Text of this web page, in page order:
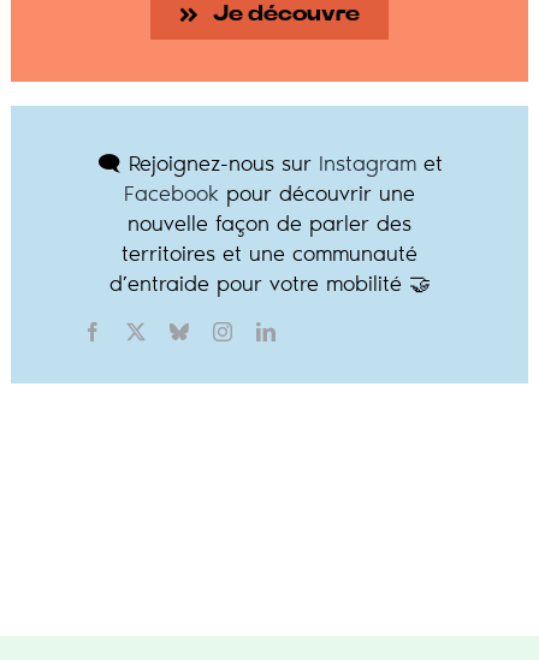
Je découvre
🗨️ Rejoignez-nous sur Instagramet
Facebook pour découvrir une
nouvelle façon de parler des
territoires et une communauté
d’entraide pour votre mobilité 🤝